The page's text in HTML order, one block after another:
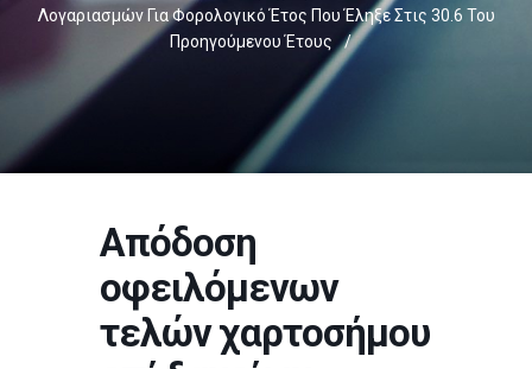
Λογαριασμών Για Φορολογικό Έτος Που Έληξε Στις 30.6 Του
Προηγούμενου Έτους
/
Απόδοση
οφειλόμενων
τελών χαρτοσήμου